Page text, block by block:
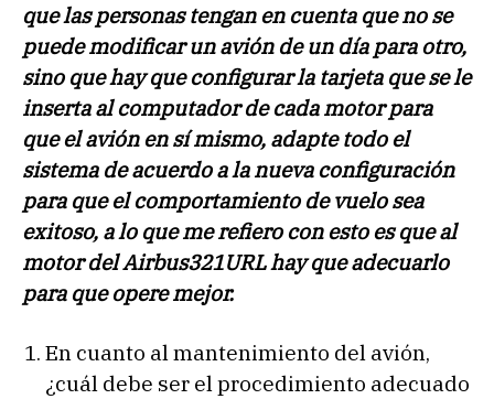
que las personas tengan en cuenta que no se
puede modificar un avión de un día para otro,
sino que hay que configurar la tarjeta que se le
inserta al computador de cada motor para
que el avión en sí mismo, adapte todo el
sistema de acuerdo a la nueva configuración
para que el comportamiento de vuelo sea
exitoso, a lo que me refiero con esto es que al
motor del Airbus321URL hay que adecuarlo
para que opere mejor.
En cuanto al mantenimiento del avión,
¿cuál debe ser el procedimiento adecuado